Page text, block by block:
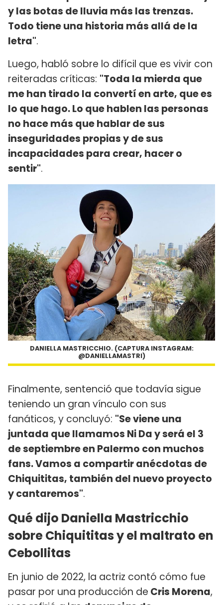
y las botas de lluvia más las trenzas.
Todo tiene una historia más allá de la
letra".
Luego, habló sobre lo difícil que es vivir con
reiteradas críticas: "Toda la mierda que
me han tirado la convertí en arte, que es
lo que hago. Lo que hablen las personas
no hace más que hablar de sus
inseguridades propias y de sus
incapacidades para crear, hacer o
sentir".
DANIELLA MASTRICCHIO. (CAPTURA INSTAGRAM:
@DANIELLAMASTRI)
Finalmente, sentenció que todavía sigue
teniendo un gran vínculo con sus
fanáticos, y concluyó: "Se viene una
juntada que llamamos Ni Da y será el 3
de septiembre en Palermo con muchos
fans. Vamos a compartir anécdotas de
Chiquititas, también del nuevo proyecto
y cantaremos".
Qué dijo Daniella Mastricchio
sobre Chiquititas y el maltrato en
Cebollitas
En junio de 2022, la actriz contó cómo fue
pasar por una producción de Cris Morena,